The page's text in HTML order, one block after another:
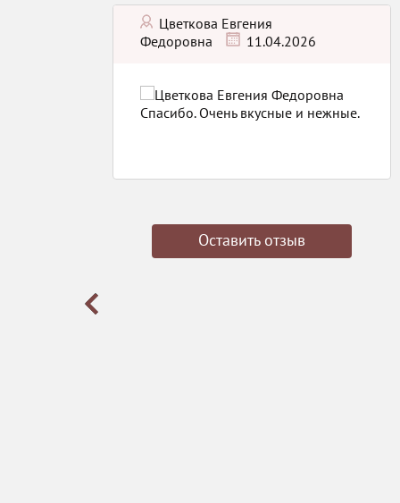
Цветкова Евгения
Федоровна
11.04.2026
Спасибо. Очень вкусные и нежные.
Оставить отзыв